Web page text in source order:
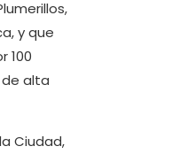
y que
100
alta
Ciudad,